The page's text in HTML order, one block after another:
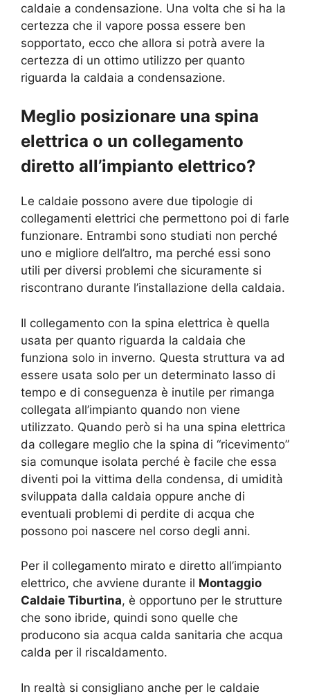
caldaie a condensazione. Una volta che si ha la
certezza che il vapore possa essere ben
sopportato, ecco che allora si potrà avere la
certezza di un ottimo utilizzo per quanto
riguarda la caldaia a condensazione.
Meglio posizionare una spina
elettrica o un collegamento
diretto all’impianto elettrico?
Le caldaie possono avere due tipologie di
collegamenti elettrici che permettono poi di farle
funzionare. Entrambi sono studiati non perché
uno e migliore dell’altro, ma perché essi sono
utili per diversi problemi che sicuramente si
riscontrano durante l’installazione della caldaia.
Il collegamento con la spina elettrica è quella
usata per quanto riguarda la caldaia che
funziona solo in inverno. Questa struttura va ad
essere usata solo per un determinato lasso di
tempo e di conseguenza è inutile per rimanga
collegata all’impianto quando non viene
utilizzato. Quando però si ha una spina elettrica
da collegare meglio che la spina di “ricevimento”
sia comunque isolata perché è facile che essa
diventi poi la vittima della condensa, di umidità
sviluppata dalla caldaia oppure anche di
eventuali problemi di perdite di acqua che
possono poi nascere nel corso degli anni.
Per il collegamento mirato e diretto all’impianto
elettrico, che avviene durante il Montaggio
Caldaie Tiburtina, è opportuno per le strutture
che sono ibride, quindi sono quelle che
producono sia acqua calda sanitaria che acqua
calda per il riscaldamento.
In realtà si consigliano anche per le caldaie